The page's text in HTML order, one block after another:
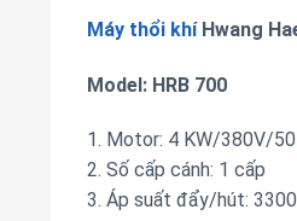
Máy thổi khíHwang
Model: HRB 700
1. Motor: 4 KW/380V/
2. Số cấp cánh: 1 cấp
3. Áp suất đẩy/hút: